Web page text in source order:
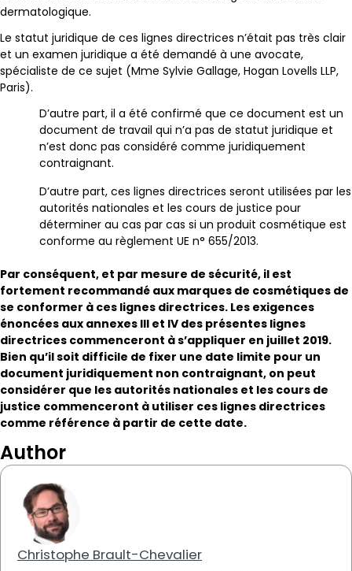
dermatologique.
Le statut juridique de ces lignes directrices n’était pas très clair
et un examen juridique a été demandé à une avocate,
spécialiste de ce sujet (Mme Sylvie Gallage, Hogan Lovells LLP,
Paris).
D’autre part, il a été confirmé que ce document est un
document de travail qui n’a pas de statut juridique et
n’est donc pas considéré comme juridiquement
contraignant.
D’autre part, ces lignes directrices seront utilisées par les
autorités nationales et les cours de justice pour
déterminer au cas par cas si un produit cosmétique est
conforme au règlement UE n° 655/2013.
Par conséquent, et par mesure de sécurité, il est
fortement recommandé aux marques de cosmétiques de
se conformer à ces lignes directrices. Les exigences
énoncées aux annexes III et IV des présentes lignes
directrices commenceront à s’appliquer en juillet 2019.
Bien qu’il soit difficile de fixer une date limite pour un
document juridiquement non contraignant, on peut
considérer que les autorités nationales et les cours de
justice commenceront à utiliser ces lignes directrices
comme référence à partir de cette date.
Author
Christophe Brault-Chevalier